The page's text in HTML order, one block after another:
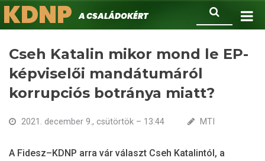
Ugrás
a
Keresés
KDNPA családokért.
Cseh Katalin mikor mond le EP-
képviselői mandátumáról
korrupciós botránya miatt?
2021. december 9., csütörtök – 13:44 MTI
A Fidesz–KDNP arra vár választ Cseh Katalintól, a